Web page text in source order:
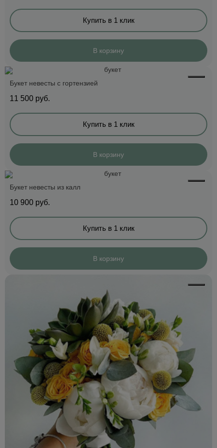
Купить в 1 клик
В корзину
Букет невесты с гортензией
11 500 руб.
Купить в 1 клик
В корзину
Букет невесты из калл
10 900 руб.
Купить в 1 клик
В корзину